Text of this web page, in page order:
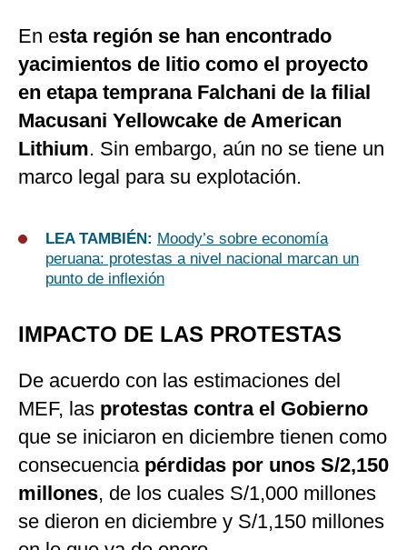
En esta región se han encontrado
yacimientos de litio como el proyecto
en etapa temprana Falchani de la filial
Macusani Yellowcake de American
Lithium. Sin embargo, aún no se tiene un
marco legal para su explotación.
LEA TAMBIÉN: Moody’s sobre economía
peruana: protestas a nivel nacional marcan un
punto de inflexión
IMPACTO DE LAS PROTESTAS
De acuerdo con las estimaciones del
MEF, las protestas contra el Gobierno
que se iniciaron en diciembre tienen como
consecuencia pérdidas por unos S/2,150
millones, de los cuales S/1,000 millones
se dieron en diciembre y S/1,150 millones